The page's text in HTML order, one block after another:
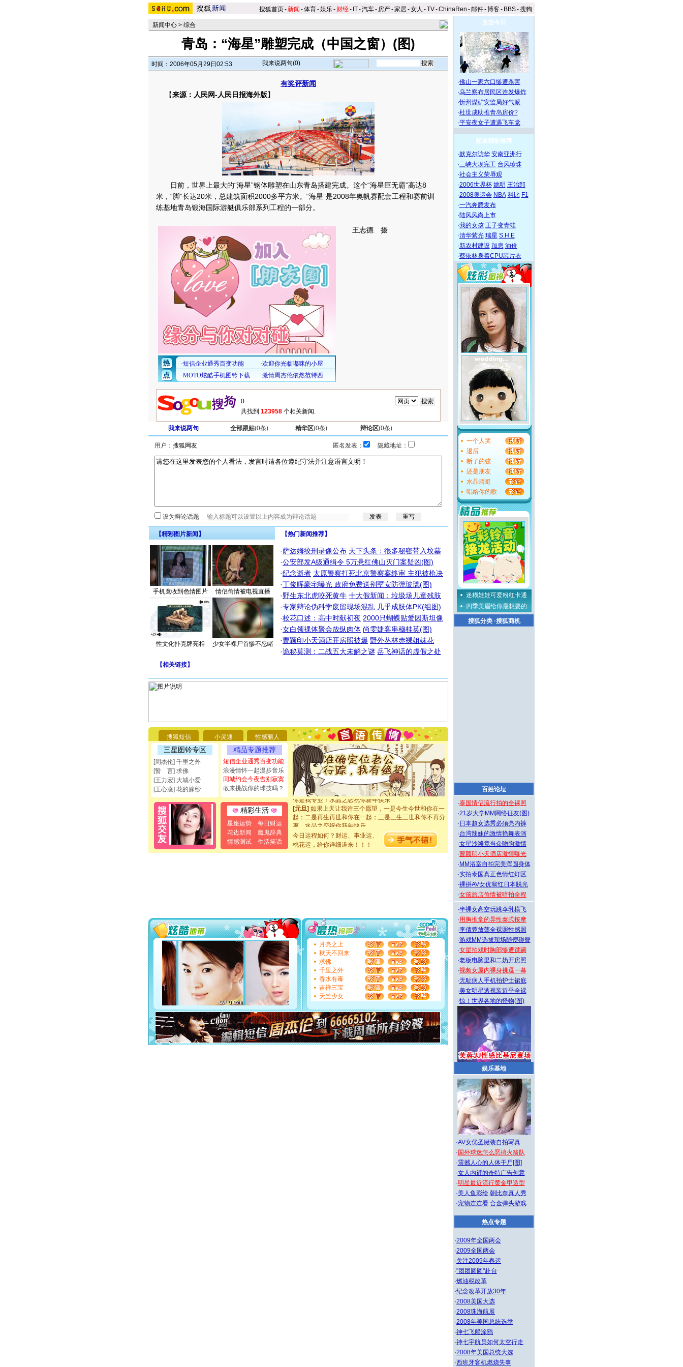
搜狐首页-新闻 -体育-娱乐- 财经- IT-汽车- 房产-家居-女人 -TV-ChinaRen -邮件-博客- BBS-搜狗
新闻中心 > 综合
青岛：“海星”雕塑完成（中国之窗）(图)
时间：2006年05月29日02:53 我来说两句(0)
有奖评新闻
【来源：人民网-人民日报海外版】
日前，世界上最大的“海星”钢体雕塑在山东青岛搭建完成。这个“海星巨无霸”高达8
米，“脚”长达20米，总建筑面积2000多平方米。“海星”是2008年奥帆赛配套工程和赛前训
练基地青岛银海国际游艇俱乐部系列工程的一部分。
王志德 摄
共找到 123958 个相关新闻.
我来说两句 全部跟贴(0条) 精华区(0条) 辩论区(0条)
用户： 匿名发表： 隐藏地址：
设为辩论话题
【精彩图片新闻】
手机竟收到色情图片 情侣偷情被电视直播
性文化扑克牌亮相 少女半裸尸首惨不忍睹
【热门新闻推荐】
·萨达姆绞刑录像公布 天下头条：很多秘密带入坟墓
·公安部发A级通缉令 5万悬红佛山灭门案疑凶(图)
·纪念逝者 太原警察打死北京警察案终审 主犯被枪决
·丁俊晖豪宅曝光 政府免费送别墅安防弹玻璃(图)
·野生东北虎咬死黄牛 十大假新闻：垃圾场儿童残肢
·专家辩论伪科学废留现场混乱 几乎成肢体PK(组图)
·校花口述：高中时献初夜 2000只蝴蝶贴爱因斯坦像
·女白领祼体聚会放纵肉体 尚雯婕客串穆桂英(图)
·曹颖印小天酒店开房照被爆 野外丛林赤裸姐妹花
·诡秘莫测：二战五大未解之谜 岳飞神话的虚假之处
【相关链接】
搜狐短信 小灵通 性感丽人
三星图铃专区
[周杰伦] 千里之外
[誓 言] 求佛
[王力宏] 大城小爱
[王心凌] 花的嫁纱
精品专题推荐
短信企业通秀百变功能
浪漫情怀一起漫步音乐
同城约会今夜告别寂寞
敢来挑战你的球技吗？
精彩生活
星座运势
每日财运
花边新闻
魔鬼辞典
情感测试
生活笑话
要平安！千万要知足！千万不要忘记我！
[圣诞节]不只这样的日子才会想起你,而是这样的日子才
能正大光明地骚扰你,告诉你,圣诞要快乐!新年要快乐!天天
都要快乐噢!
[圣诞节]奉上一颗祝福的心,在这个特别的日子里,愿幸福,
如意,快乐,鲜花,一切美好的祝愿与你同在.圣诞快乐!
[元旦]看到你我会触电；看不到你我要充电；没有你我会
断电。爱你是我职业，想你是我事业，抱你是我特长，吻
你是我专业！水晶之恋祝你新年快乐
[元旦]如果上天让我许三个愿望，一是今生今世和你在一
起；二是再生再世和你在一起；三是三生三世和你不再分
离。水晶之恋祝你新年快乐
当我狠下心扭头离去那一刻，你在我身后无助地哭
泣，这痛楚让我明白我多么爱你。我转身抱住你：这猪不
卖了。水晶之恋祝你新年快乐。
你太多，只有给你五千万：千万快乐！千万要健康！千万
要平安！千万要知足！千万不要忘记我！
[圣诞节]不只这样的日子才会想起你,而是这样的日子才
能正大光明地骚扰你,告诉你,圣诞要快乐!新年要快乐!天天
都要快乐噢!
[圣诞节]奉上一颗祝福的心,在这个特别的日子里,愿幸福,
如意,快乐,鲜花,一切美好的祝愿与你同在.圣诞快乐!
[元旦]
看到你我会触电；看不到你我要充电；没有你我会
断电。爱你是我职业，想你是我事业，抱你是我特长，吻
你是我专业！水晶之恋祝你新年快乐
[元旦] 如果上天让我许三个愿望，一是今生今世和你在一
起；二是再生再世和你在一起；三是三生三世和你不再分
离。水晶之恋祝你新年快乐
[元旦]当我狠下心扭头离去那一刻，你在我身后无助地哭
泣，这痛楚让我明白我多么爱你。我转身抱住你：这猪不
卖了。水晶之恋祝你新年快乐。
今日运程如何？财运、事业运、
桃花运，给你详细道来！！！
月亮之上
秋天不回来
求佛
千里之外
香水有毒
吉祥三宝
天竺少女
点击今日
·佛山一家六口惨遭杀害
·乌兰察布居民区连发爆炸
·忻州煤矿安监局好气派
·杜世成助推青岛房价?
·平安夜女子遭遇飞车党
频道精彩推荐
·默克尔访华 安南亚洲行
·三峡大坝完工 台风珍珠
·社会主义荣辱观
·2006世界杯 姚明 王治郅
·2008奥运会 NBA 科比 F1
·一汽奔腾发布
·陆风风尚上市
·我的女孩 王子变青蛙
·清华紫光 瑞星 S.H.E
·新农村建设 加息 油价
·蔡依林身着CPU芯片衣
一个人哭
退后
断了的弦
还是朋友
水晶蜻蜓
唱给你的歌
迷糊娃娃可爱粉红卡通
四季美眉给你最想要的
搜狐分类·搜狐商机
百姓论坛
·泰国情侣流行拍的全裸照
·21岁大学MM网络征友(图)
· 日本超女选秀必须亮内裤
·台湾辣妹的激情艳舞表演
·女星沙滩竟当众吻胸激情
·曹颖印小天酒店激情曝光
· MM浴室自拍完美浑圆身体
·实拍泰国真正色情红灯区
·裸拼AV女优翁红日本脱光
·女孩旅店偷情被暗拍全程
·半裸女高空玩跳伞乳横飞
·用胸推拿的异性泰式按摩
·李倩蓉放荡全裸照性感照
·游戏MM选拔现场随便碰臀
·女星拍戏时胸部惨遭蹂躏
·老板电脑里和二奶开房照
·视频女屋内裸身挑逗一幕
·无耻病人手机拍护士裙底
·美女明星透视装近乎全裸
·惊！世界各地的怪物(图)
娱乐基地
·AV女优圣诞装自拍写真
· 国外球迷怎么恶搞火箭队
·震撼人心的人体干尸[图]
·女人内裤的奇特广告创意
·明星最近流行黄金甲造型
·美人鱼彩绘 朝比奈真人秀
·宠物连连看 合金弹头游戏
热点专题
·2009年全国两会
·2009全国两会
·关注2009年春运
·"团团圆圆"赴台
·燃油税改革
·纪念改革开放30年
·2008美国大选
·2008珠海航展
·2008年美国总统选举
·神七飞船涂鸦
·神七宇航员如何太空行走
·2008年美国总统大选
·西班牙客机燃烧失事